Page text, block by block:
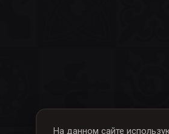
На данном сайте